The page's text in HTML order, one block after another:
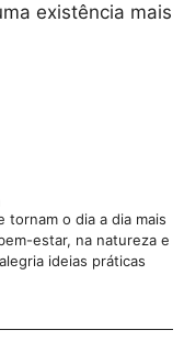
existência mais
o dia a dia mais
estar, na natureza e
ideias práticas